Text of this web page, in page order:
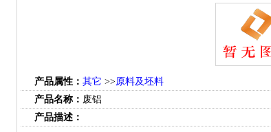
产品属性： 其它 >>原料及坯料
产品名称： 废铝
产品描述：